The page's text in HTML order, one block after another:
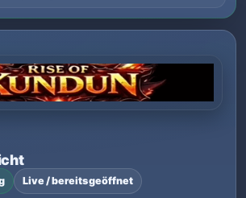
Live / bereits geöffnet